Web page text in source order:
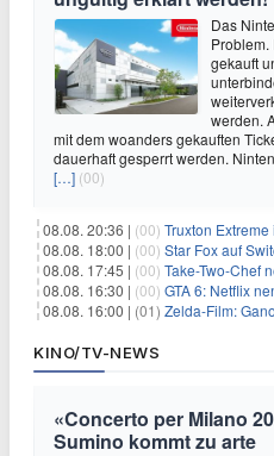
Das
Problem.
gekauft
werden.
mit dem woanders gekauften
dauerhaft gesperrt werden.
[…] (00)
08.08. 20:36 | (00) Truxton Extreme im Test:
08.08. 18:00 | (00) Star Fox auf
08.08. 17:45 | (00) Take-Two-Chef nennt
08.08. 16:30 | (00) GTA 6: Netflix nennt
08.08. 16:00 | (01) Zelda-Film:
KINO/TV-NEWS
«Concerto per Milano
Sumino kommt zu arte